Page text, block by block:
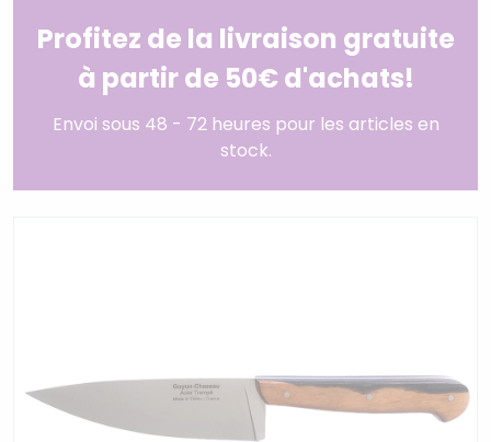
Profitez de la livraison gratuite
à partir de 50€ d'achats!
Envoi sous 48 - 72 heures pour les articles en
stock.